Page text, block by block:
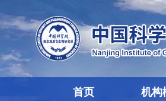
首页 机构